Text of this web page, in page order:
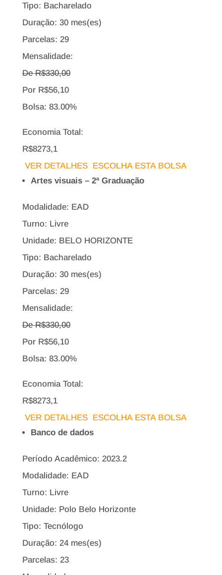
Tipo: Bacharelado
Duração: 30 mes(es)
Parcelas: 29
Mensalidade:
De R$330,00
Por R$56,10
Bolsa: 83.00%
Economia Total:
R$8273,1
VER DETALHES ESCOLHA ESTA BOLSA
Artes visuais – 2ª Graduação
Modalidade: EAD
Turno: Livre
Unidade: BELO HORIZONTE
Tipo: Bacharelado
Duração: 30 mes(es)
Parcelas: 29
Mensalidade:
De R$330,00
Por R$56,10
Bolsa: 83.00%
Economia Total:
R$8273,1
VER DETALHES ESCOLHA ESTA BOLSA
Banco de dados
Período Acadêmico: 2023.2
Modalidade: EAD
Turno: Livre
Unidade: Polo Belo Horizonte
Tipo: Tecnólogo
Duração: 24 mes(es)
Parcelas: 23